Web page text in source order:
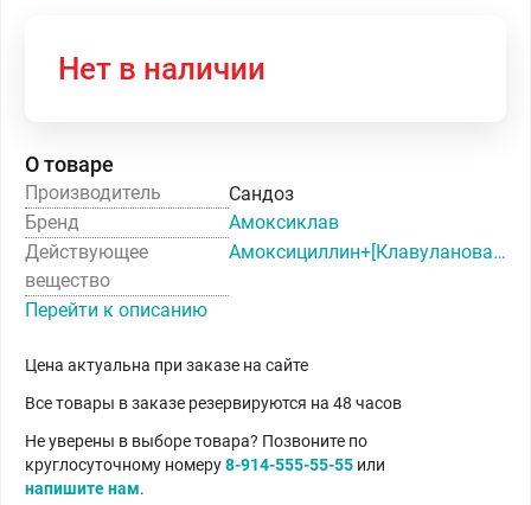
Нет в наличии
О товаре
Производитель
Сандоз
Бренд
Амоксиклав
Действующее
вещество
Амоксициллин+[Клавулановая кислота]
Перейти к описанию
Цена актуальна при заказе на сайте
Все товары в заказе резервируются на 48 часов
Не уверены в выборе товара? Позвоните по
круглосуточному номеру8-914-555-55-55 или
напишите нам.